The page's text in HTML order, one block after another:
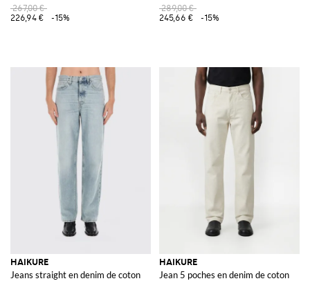
267,00 €
226,94 €
-15%
289,00 €
245,66 €
-15%
HAIKURE
Jeans straight en denim de coton
HAIKURE
Jean 5 poches en denim de coton